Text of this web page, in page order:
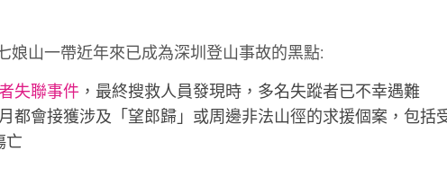
娘山一帶近年來已成為深圳登山事故的黑點:
失聯事件 ，最終搜救人員發現時，多名失蹤者已不幸遇難
都會接獲涉及「望郎歸」或周邊非法山徑的求援個案，包括
亡